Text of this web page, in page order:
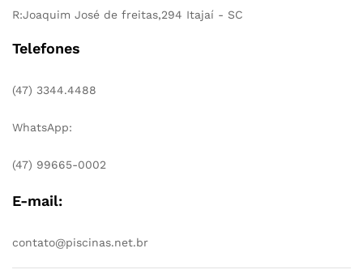
R:Joaquim José de freitas,294 Itajaí - SC
Telefones
(47) 3344.4488
WhatsApp:
(47) 99665-0002
E-mail:
contato@piscinas.net.br